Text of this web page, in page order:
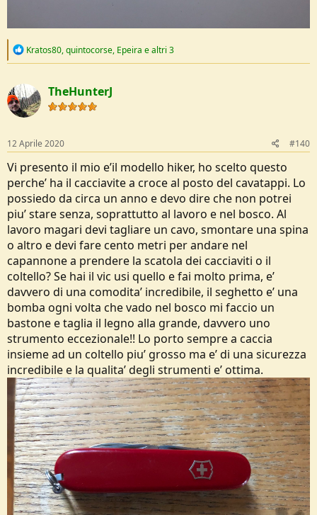
R
c
t
i
o
s
:
Kratos80,quintocorse, Epeira e altri 3
TheHunterJ
12 Aprile 2020 #140
Vi presento il mio e’il modello hiker, ho scelto questo
perche’ ha il cacciavite a croce al posto del cavatappi. Lo
possiedo da circa un anno e devo dire che non potrei
piu’ stare senza, soprattutto al lavoro e nel bosco. Al
lavoro magari devi tagliare un cavo, smontare una spina
o altro e devi fare cento metri per andare nel
capannone a prendere la scatola dei cacciaviti o il
coltello? Se hai il vic usi quello e fai molto prima, e’
davvero di una comodita’ incredibile, il seghetto e’ una
bomba ogni volta che vado nel bosco mi faccio un
bastone e taglia il legno alla grande, davvero uno
strumento eccezionale!! Lo porto sempre a caccia
insieme ad un coltello piu’ grosso ma e’ di una sicurezza
incredibile e la qualita’ degli strumenti e’ ottima.